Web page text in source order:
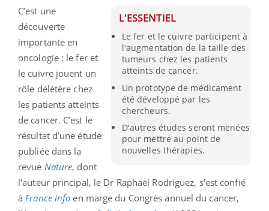
L'ESSENTIEL
Le fer et le cuivre participent à
l'augmentation de la taille des
tumeurs chez les patients
atteints de cancer.
Un prototype de médicament
été développé par les
chercheurs.
D'autres études seront menées
pour mettre au point de
nouvelles thérapies.
C’est une
découverte
importante en
oncologie : le fer et
le cuivre jouent un
rôle délétère chez
les patients atteints
de cancer. C’est le
résultat d’une étude
publiée dans la
revue Nature, dont
l'auteur principal, le Dr Raphaël Rodriguez, s'est confié
àFrance info en marge du Congrès annuel du cancer,